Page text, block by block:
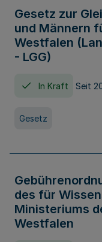
Gesetz zur
und Männern
Westfalen
- LGG)
In Kraft Seit
Gesetz
des für
Ministeriums
Westfalen